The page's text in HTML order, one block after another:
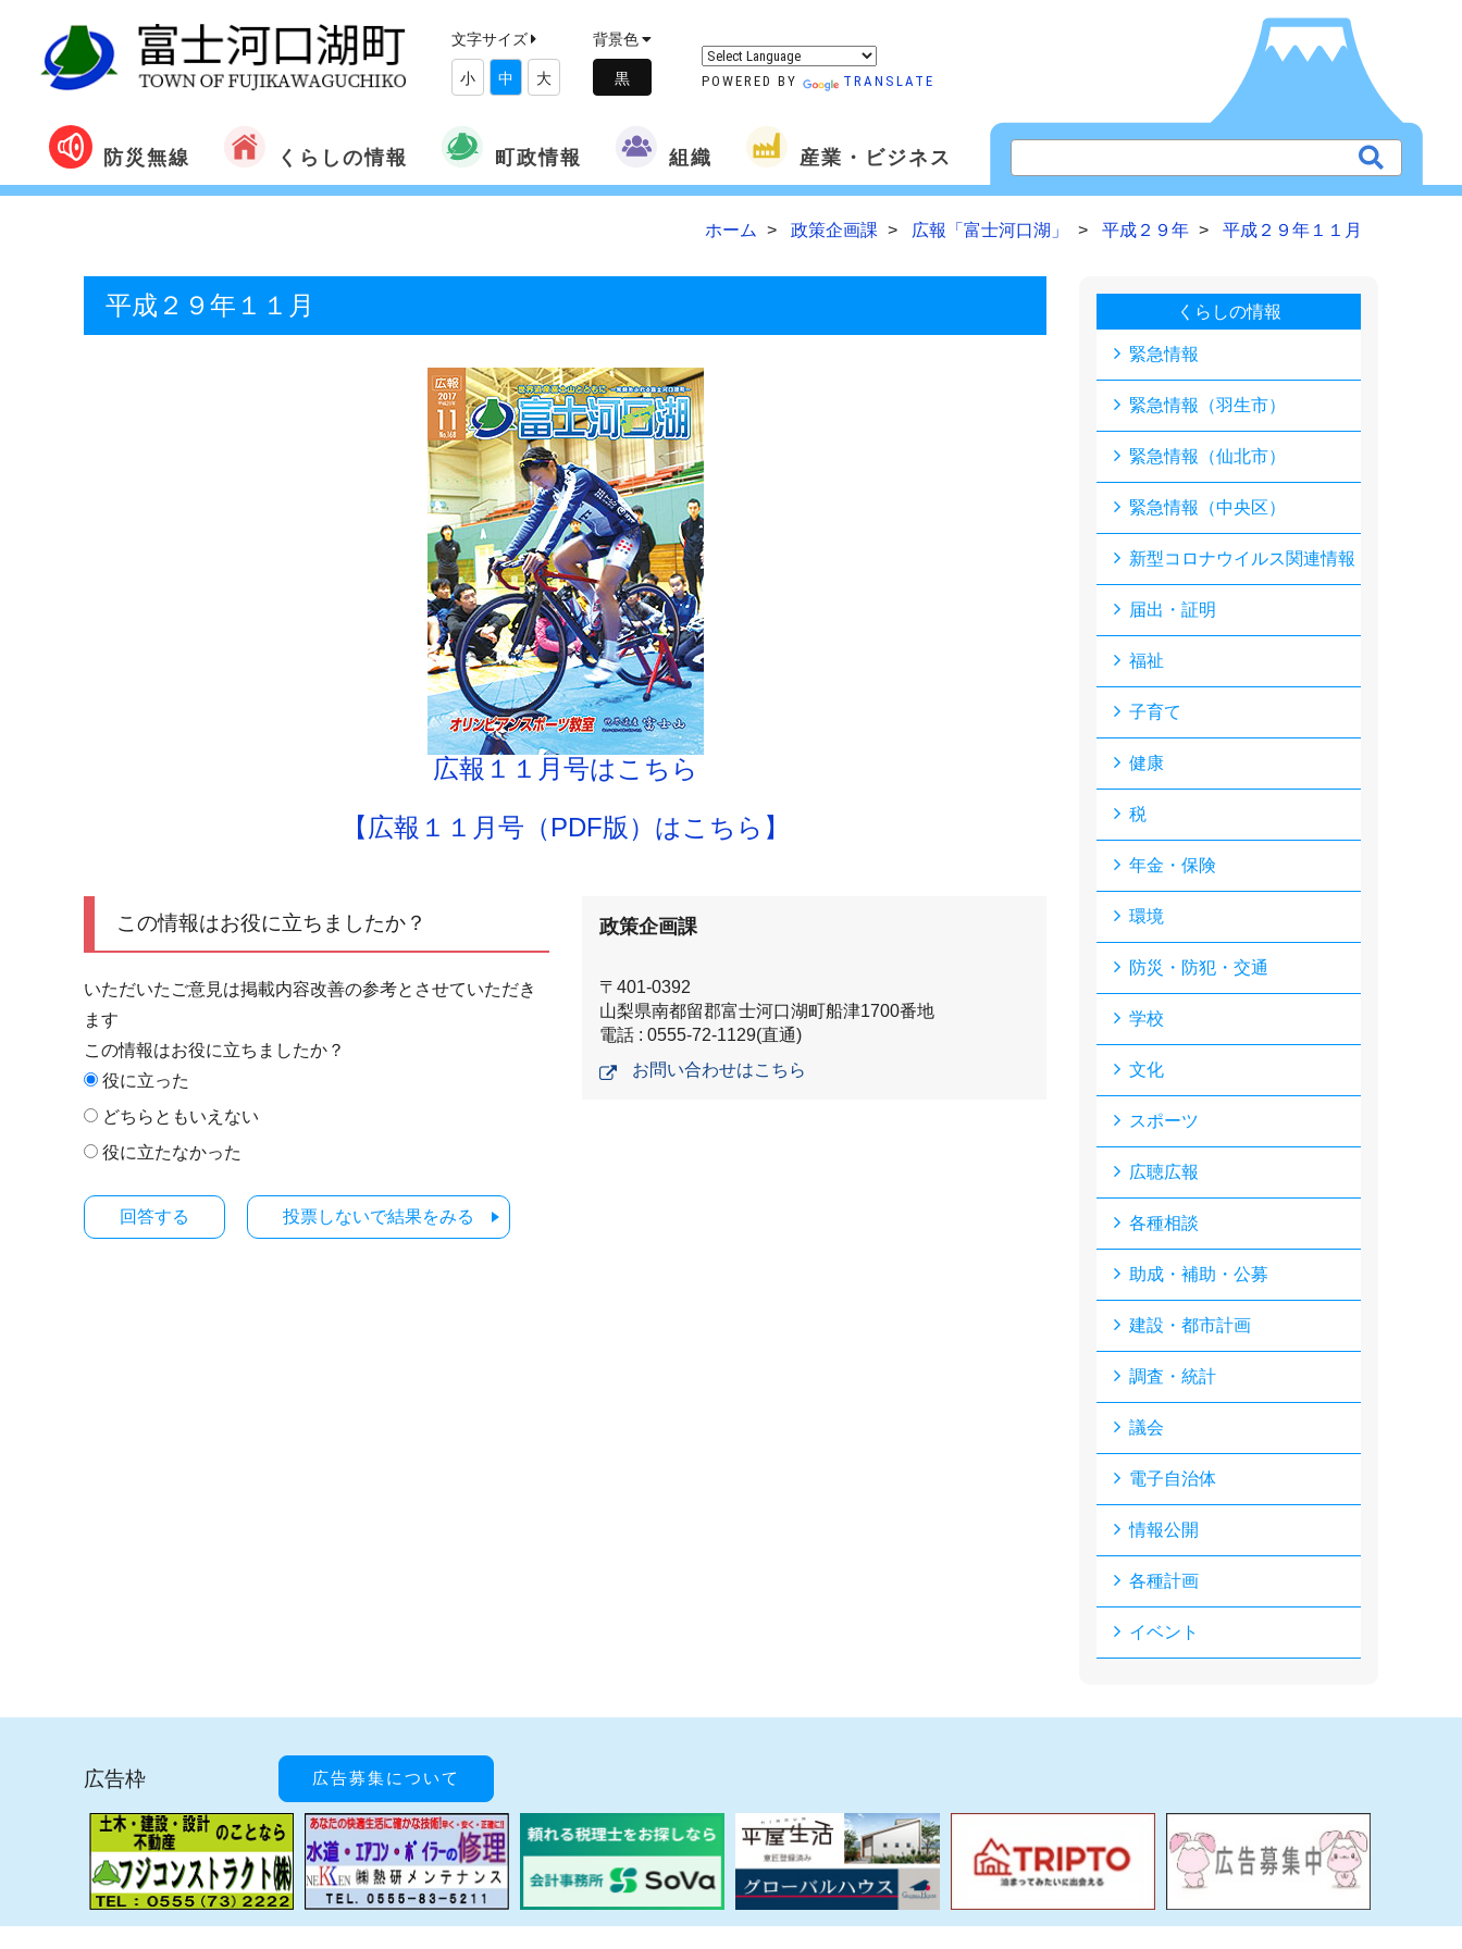
文字サイズ
小 中 大
背景色
POWERED BY TRANSLATE
防災無線 くらしの情報 町政情報 組織 産業・ビジネス
ホーム 政策企画課 広報「富士河口湖」 平成２９年 平成２９年１１月
平成２９年１１月
広報１１月号はこちら
【広報１１月号（PDF版）はこちら】
この情報はお役に立ちましたか？
いただいたご意見は掲載内容改善の参考とさせていただき
ます
この情報はお役に立ちましたか？
役に立った
どちらともいえない
役に立たなかった
投票しないで結果をみる
政策企画課
〒401-0392
山梨県南都留郡富士河口湖町船津1700番地
電話 : 0555-72-1129(直通)
お問い合わせはこちら
くらしの情報
緊急情報
緊急情報（羽生市）
緊急情報（仙北市）
緊急情報（中央区）
新型コロナウイルス関連情報
届出・証明
福祉
子育て
健康
税
年金・保険
環境
防災・防犯・交通
学校
文化
スポーツ
広聴広報
各種相談
助成・補助・公募
建設・都市計画
調査・統計
議会
電子自治体
情報公開
各種計画
イベント
広告枠 広告募集について